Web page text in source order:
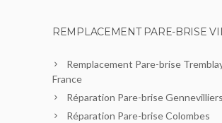
REMPLACEMENT PARE-BRISE
Remplacement Pare-brise
France
Réparation Pare-brise Gennevilliers
Réparation Pare-brise Colombes